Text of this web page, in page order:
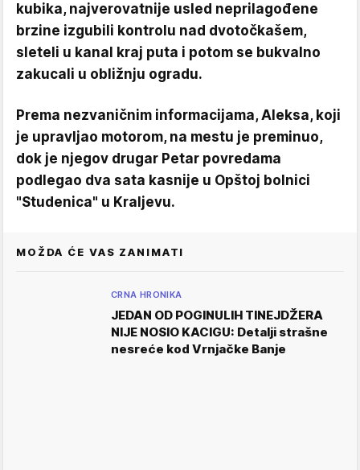
kubika, najverovatnije usled neprilagođene
brzine izgubili kontrolu nad dvotočkašem,
sleteli u kanal kraj puta i potom se bukvalno
zakucali u obližnju ogradu.
Prema nezvaničnim informacijama, Aleksa, koji
je upravljao motorom, na mestu je preminuo,
dok je njegov drugar Petar povredama
podlegao dva sata kasnije u Opštoj bolnici
"Studenica" u Kraljevu.
MOŽDA ĆE VAS ZANIMATI
CRNA HRONIKA
JEDAN OD POGINULIH TINEJDŽERA
NIJE NOSIO KACIGU: Detalji strašne
nesreće kod Vrnjačke Banje